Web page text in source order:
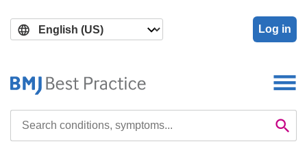
main
search
Log in
